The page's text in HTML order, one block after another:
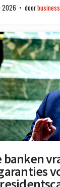
2026 door
banken